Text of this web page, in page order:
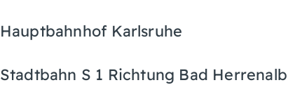
Hauptbahnhof Karlsruhe
Stadtbahn S 1 Richtung Bad